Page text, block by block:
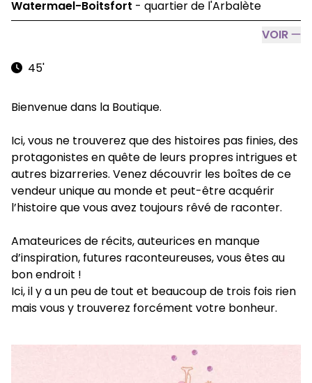
Watermael-Boitsfort - quartier de l'Arbalète
VOIR
45'
Bienvenue dans la Boutique.
Ici, vous ne trouverez que des histoires pas finies, des
protagonistes en quête de leurs propres intrigues et
autres bizarreries. Venez découvrir les boîtes de ce
vendeur unique au monde et peut-être acquérir
l’histoire que vous avez toujours rêvé de raconter.
Amateurices de récits, auteurices en manque
d’inspiration, futures raconteureuses, vous êtes au
bon endroit !
Ici, il y a un peu de tout et beaucoup de trois fois rien
mais vous y trouverez forcément votre bonheur.